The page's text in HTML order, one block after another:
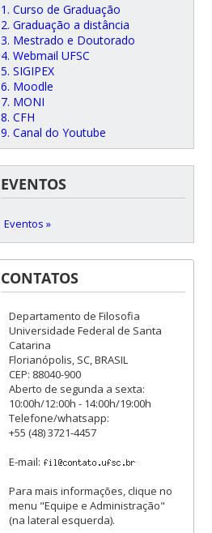
1. Curso de Graduação
2. Graduação a distância
3. Mestrado e Doutorado
4. Webmail UFSC
5. SIGIPEX
6. Moodle
7. MONI
8. CFH
9. Canal do Youtube
EVENTOS
Eventos »
CONTATOS
Departamento de Filosofia
Universidade Federal de Santa
Catarina
Florianópolis, SC, BRASIL
CEP: 88040-900
Aberto de segunda a sexta:
10:00h/12:00h - 14:00h/19:00h
Telefone/whatsapp:
+55 (48) 3721-4457
E-mail:
Para mais informações, clique no
menu "Equipe e Administração"
(na lateral esquerda).